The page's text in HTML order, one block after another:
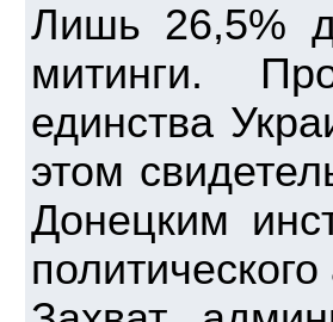
Лишь 26,5%
митинги.
единства
этом
Донецким